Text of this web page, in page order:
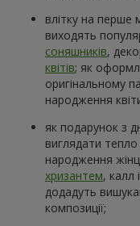
влітку на перше
виходять
соняшників,
квітів; як
оригінальному
народження
як подарунок з
виглядати тепло
народження
хризантем, калл
додадуть
композиції;